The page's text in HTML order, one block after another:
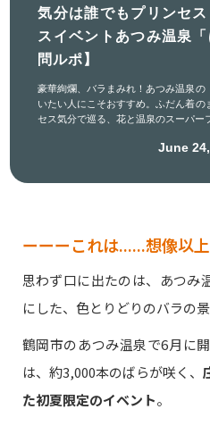
気分は誰でもプリンセ
スイベントあつみ温泉
問ルポ】
豪華絢爛、バラまみれ！あつみ温泉
いたい人にこそおすすめ。ふだん着
セス気分で巡る、花と温泉のスーパー
June
ーーーこれは......想像以上
思わず口に出たのは、あつみ
にした、色とりどりのバラの景
鶴岡市のあつみ温泉で6月に
は、約3,000本のばらが咲く、
た初夏限定のイベント。